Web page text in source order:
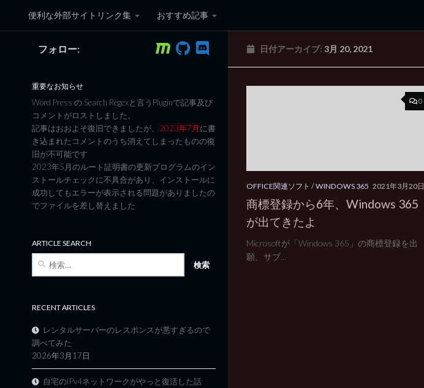
コンテンツへスキップ
便利な外部サイトリンク集 おすすめ記事
黒翼猫のコンピュータ日記 3rd Edition
日付アーカイブ:3月 20, 2021
0
OFFICE関連ソフト /WINDOWS 365 2021年3月20日
商標登録から6年、Windows 365
が出てきたよ
Microsoftが「Windows 365」の商標登録を出
願、サブ...
フォロー:
重要なお知らせ
Word Press の Search Regexと言うPluginで記事及び
コメントがロストしました。
記事はおおよそ復旧できましたが、 2023年7月に書
き込まれたコメントのうち消えてしまったものの復
旧が不可能です
2023年5月のルート証明書の更新プログラムのイン
ストールチェックに不具合があり、インストールに
成功してもエラーが表示される問題がありましたの
でファイルを差し替えました
ARTICLE SEARCH
RECENT ARTICLES
レンタルサーバーのレスポンスが悪すぎるので
調べてみた
2026年3月17日
自宅のIPv4ネットワークがやっと復活した話